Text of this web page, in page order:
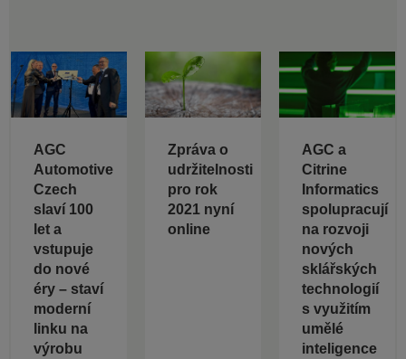
AGC
Automotive
Czech
slaví 100
let a
vstupuje
do nové
éry – staví
moderní
linku na
výrobu
Zpráva o
udržitelnosti
pro rok
2021 nyní
online
AGC a
Citrine
Informatics
spolupracují
na rozvoji
nových
sklářských
technologií
s využitím
umělé
inteligence